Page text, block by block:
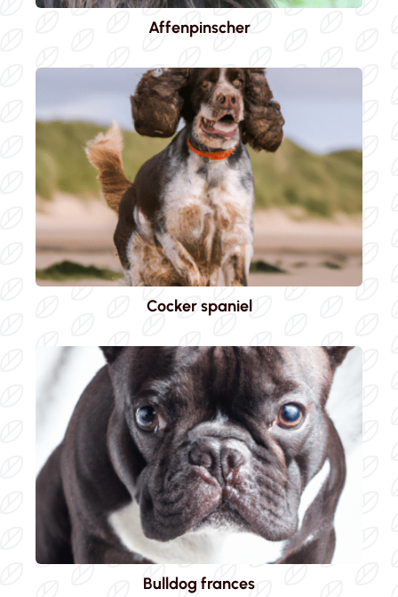
Affenpinscher
Cocker spaniel
Bulldog frances